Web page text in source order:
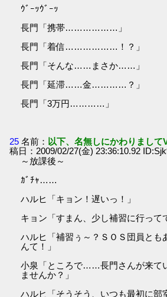
ｳﾞｰｯｳﾞｰｯ
長門「携帯………………」
長門「着信………………！？」
長門「そんな……まさか……」
長門「延滞……金…………？」
長門「3万円…………」
25 名前： 以下、名無しにかわりまして
稿日：2009/02/27(金) 23:36:10.92
～放課後～
ｶﾞﾁｬ……
ハルヒ「キョン！遅いっ！」
キョン「すまん、少し補習に行って
ハルヒ「補習ぅ～？ＳＯＳ団員とも
んて！」
小泉「ところで……長門さんが来て
ませんか？」
ハルヒ「そうそう、いつも最初に